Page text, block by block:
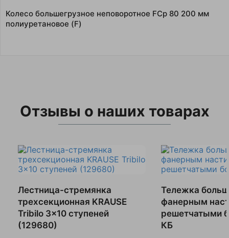
Колесо большегрузное неповоротное FCp 80 200 мм
полиуретановое (F)
Отзывы о наших товарах
Лестница-стремянка
трехсекционная KRAUSE
Tribilo 3x10 ступеней
(129680)
Тележка
фанерным
решетчатыми
КБ